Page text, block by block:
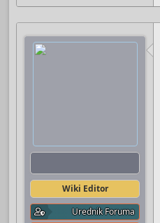
Wiki Editor
Urednik Foruma